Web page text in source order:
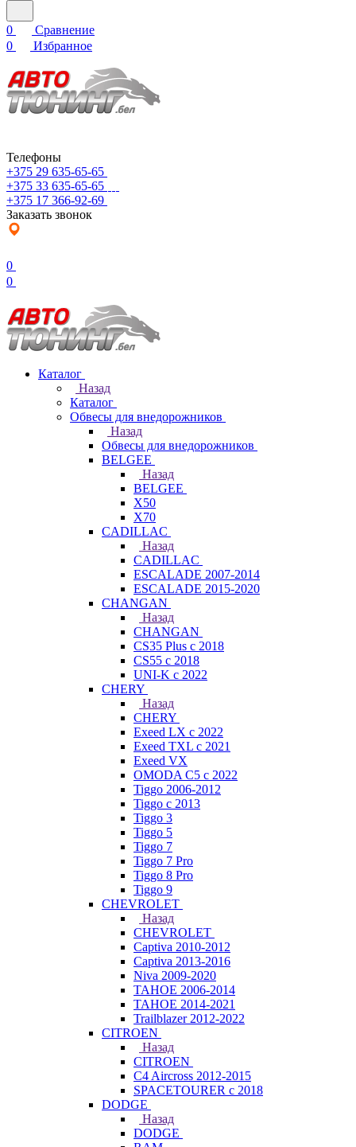
0
Сравнение
0
Избранное
Телефоны
+375 29 635-65-65
+375 33 635-65-65
+375 17 366-92-69
Заказать звонок
0
0
Каталог
Назад
Каталог
Обвесы для внедорожников
Назад
Обвесы для внедорожников
BELGEE
Назад
BELGEE
X50
X70
CADILLAC
Назад
CADILLAC
ESCALADE 2007-2014
ESCALADE 2015-2020
CHANGAN
Назад
CHANGAN
CS35 Plus с 2018
CS55 с 2018
UNI-K с 2022
CHERY
Назад
CHERY
Exeed LX с 2022
Exeed TXL с 2021
Exeed VX
OMODA C5 с 2022
Tiggo 2006-2012
Tiggo с 2013
Tiggo 3
Tiggo 5
Tiggo 7
Tiggo 7 Pro
Tiggo 8 Pro
Tiggo 9
CHEVROLET
Назад
CHEVROLET
Captiva 2010-2012
Captiva 2013-2016
Niva 2009-2020
TAHOE 2006-2014
TAHOE 2014-2021
Trailblazer 2012-2022
CITROEN
Назад
CITROEN
C4 Aircross 2012-2015
SPACETOURER с 2018
DODGE
Назад
DODGE